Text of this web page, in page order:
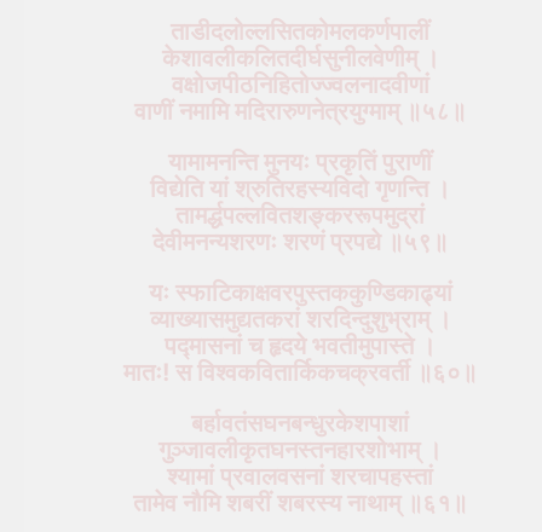
ताडीदलोल्लसितकोमलकर्णपालीं
केशावलीकलितदीर्घसुनीलवेणीम् ।
वक्षोजपीठनिहितोज्ज्वलनादवीणां
वाणीं नमामि मदिरारुणनेत्रयुग्माम् ॥५८॥
यामामनन्ति मुनयः प्रकृतिं पुराणीं
विद्येति यां श्रुतिरहस्यविदो गृणन्ति ।
तामर्द्धपल्लवितशङ्कररूपमुद्रां
देवीमनन्यशरणः शरणं प्रपद्ये ॥५९॥
यः स्फाटिकाक्षवरपुस्तककुण्डिकाढ्यां
व्याख्यासमुद्यतकरां शरदिन्दुशुभ्राम् ।
पद्मासनां च हृदये भवतीमुपास्ते ।
मातः! स विश्वकवितार्किकचक्रवर्ती ॥६०॥
बर्हावतंसघनबन्धुरकेशपाशां
गुञ्जावलीकृतघनस्तनहारशोभाम् ।
श्यामां प्रवालवसनां शरचापहस्तां
तामेव नौमि शबरीं शबरस्य नाथाम् ॥६१॥